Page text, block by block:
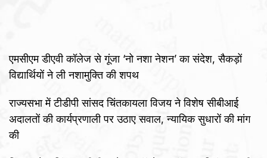
एमसीएम डीएवी कॉलेज से गूंजा ‘नो नशा नेशन’ का संदेश, सैकड़ों
विद्यार्थियों ने ली नशामुक्ति की शपथ
राज्यसभा में टीडीपी सांसद चिंतकायला विजय ने विशेष सीबीआई
अदालतों की कार्यप्रणाली पर उठाए सवाल, न्यायिक सुधारों की मांग
की